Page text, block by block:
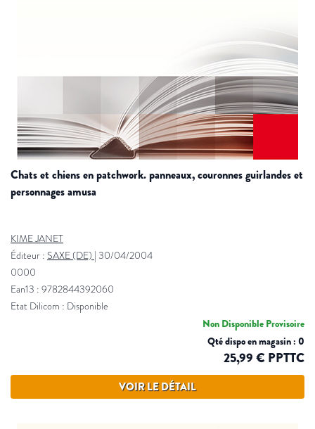
chats et chiens en patchwork. panneaux, couronnes guirlandes et
personnages amusa
KIME JANET
Éditeur : SAXE (DE) | 30/04/2004
0000
Ean13 : 9782844392060
Etat Dilicom : Disponible
Non Disponible Provisoire
Qté dispo en magasin : 0
25,99 € PPTTC
VOIR LE DÉTAIL